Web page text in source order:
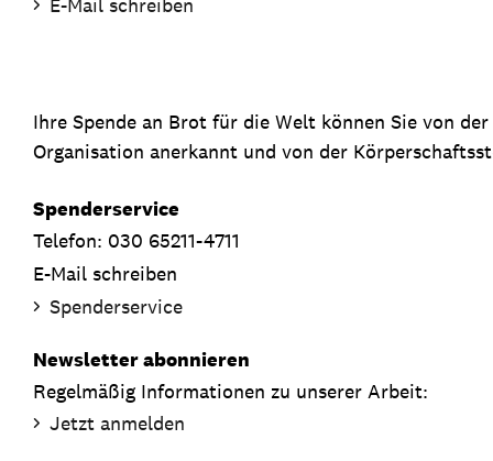
Ihre Spende an Brot für die Welt können Sie von
Organisation anerkannt und von der
Spenderservice
Telefon: 030 65211-4711
E-Mail schreiben
Spenderservice
Newsletter abonnieren
Regelmäßig Informationen zu unserer Arbeit:
Jetzt anmelden